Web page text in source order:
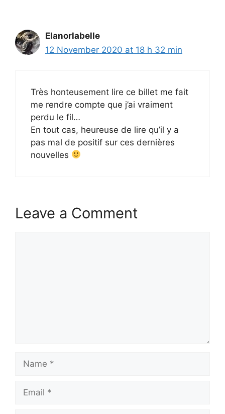
Elanorlabelle
12 November 2020 at 18 h 32 min
Très honteusement lire ce billet me fait
me rendre compte que j’ai vraiment
perdu le fil…
En tout cas, heureuse de lire qu’il y a
pas mal de positif sur ces dernières
nouvelles
Leave a Comment
Name
Email